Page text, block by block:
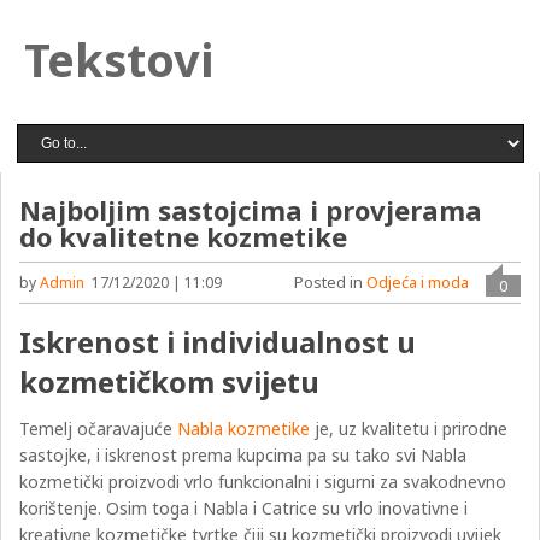
Tekstovi
Najboljim sastojcima i provjerama
do kvalitetne kozmetike
byAdmin 17/12/2020 | 11:09 0
Posted in Odjeća i moda
Iskrenost i individualnost u
kozmetičkom svijetu
Temelj očaravajuće Nabla kozmetike je, uz kvalitetu i prirodne
sastojke, i iskrenost prema kupcima pa su tako svi Nabla
kozmetički proizvodi vrlo funkcionalni i sigurni za svakodnevno
korištenje. Osim toga i Nabla i Catrice su vrlo inovativne i
kreativne kozmetičke tvrtke čiji su kozmetički proizvodi uvijek